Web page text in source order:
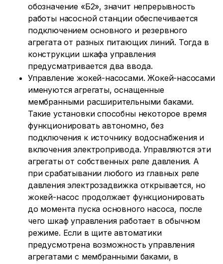
обозначение «Б2», значит непрерывность
работы насосной станции обеспечивается
подключением основного и резервного
агрегата от разных питающих линий. Тогда в
конструкции шкафа управления
предусматривается два ввода.
Управление жокей-насосами. Жокей-насосами
именуются агрегаты, оснащенные
мембранными расширительными баками.
Такие установки способны некоторое время
функционировать автономно, без
подключения к источнику водоснабжения и
включения электропривода. Управляются эти
агрегаты от собственных реле давления. А
при срабатывании любого из главных реле
давления электрозадвижка открывается, но
жокей-насос продолжает функционировать
до момента пуска основного насоса, после
чего шкаф управления работает в обычном
режиме. Если в щите автоматики
предусмотрена возможность управления
агрегатами с мембранными баками, в